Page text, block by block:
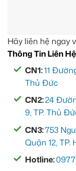
Hãy liên hệ ngay
Thông Tin Liên Hệ
CN1:11
Thủ Đức
CN2:24
9, TP. Thủ
CN3:753
Quận 12, TP.
Hotline: